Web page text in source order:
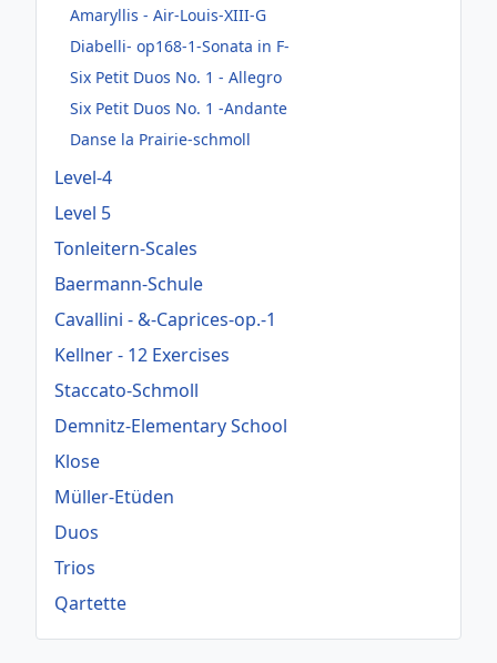
Amaryllis - Air-Louis-XIII-G
Diabelli- op168-1-Sonata in F-
Six Petit Duos No. 1 - Allegro
Six Petit Duos No. 1 -Andante
Danse la Prairie-schmoll
Level-4
Level 5
Tonleitern-Scales
Baermann-Schule
Cavallini - &-Caprices-op.-1
Kellner - 12 Exercises
Staccato-Schmoll
Demnitz-Elementary School
Klose
Müller-Etüden
Duos
Trios
Qartette